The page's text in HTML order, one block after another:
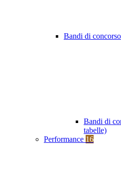
Bandi di concorso
Bandi di
tabelle)
Performance 16